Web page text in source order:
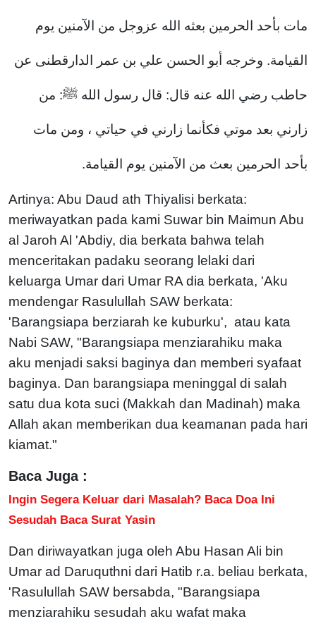
مات بأحد الحرمين بعثه الله عزوجل من الآمنين يوم
القيامة. وخرجه أبو الحسن علي بن عمر الدارقطنى عن
حاطب رضي الله عنه قال: قال رسول الله ﷺ: من
زارني بعد موتي فكأنما زارني في حياتي ، ومن مات
بأحد الحرمين بعث من الآمنين يوم القيامة.
Artinya: Abu Daud ath Thiyalisi berkata:
meriwayatkan pada kami Suwar bin Maimun Abu
al Jaroh Al 'Abdiy, dia berkata bahwa telah
menceritakan padaku seorang lelaki dari
keluarga Umar dari Umar RA dia berkata, 'Aku
mendengar Rasulullah SAW berkata:
'Barangsiapa berziarah ke kuburku', atau kata
Nabi SAW, "Barangsiapa menziarahiku maka
aku menjadi saksi baginya dan memberi syafaat
baginya. Dan barangsiapa meninggal di salah
satu dua kota suci (Makkah dan Madinah) maka
Allah akan memberikan dua keamanan pada hari
kiamat."
Baca Juga :
Ingin Segera Keluar dari Masalah? Baca Doa Ini
Sesudah Baca Surat Yasin
Dan diriwayatkan juga oleh Abu Hasan Ali bin
Umar ad Daruquthni dari Hatib r.a. beliau berkata,
'Rasulullah SAW bersabda, "Barangsiapa
menziarahiku sesudah aku wafat maka